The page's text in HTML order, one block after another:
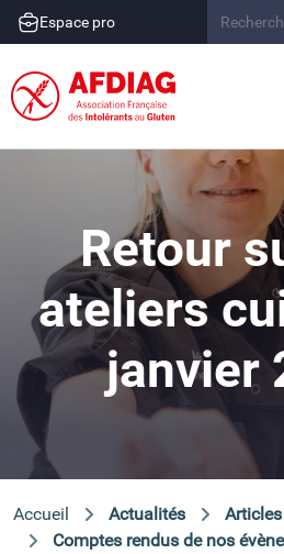
Espace pro
Retour
ateliers
janvier
Accueil Actualités
Articles
Comptes rendus de nos